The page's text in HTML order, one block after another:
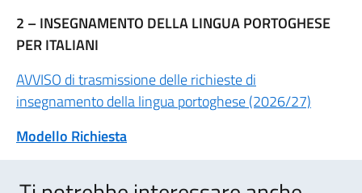
2 – INSEGNAMENTO DELLA LINGUA PORTOGHESE
PER ITALIANI
AVVISO di trasmissione delle richieste di
insegnamento della lingua portoghese (2026/27)
Modello Richiesta